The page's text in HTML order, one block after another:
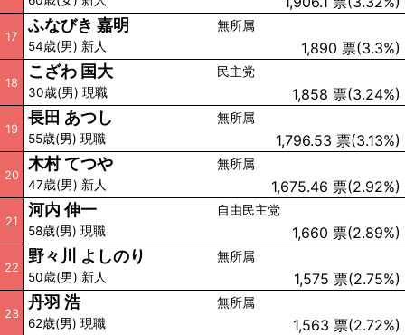
17
ふなびき 嘉明
54歳(男) 新人
無所属
1,890 票(3.3%)
18
こざわ 国大
30歳(男) 現職
民主党
1,858 票(3.24%)
19
長田 あつし
55歳(男) 現職
無所属
1,796.53 票(3.13%)
20
木村 てつや
47歳(男) 新人
無所属
1,675.46 票(2.92%)
21
河内 伸一
58歳(男) 現職
自由民主党
1,660 票(2.89%)
22
野々川 よしのり
50歳(男) 新人
無所属
1,575 票(2.75%)
23
丹羽 浩
62歳(男) 現職
無所属
1,563 票(2.72%)